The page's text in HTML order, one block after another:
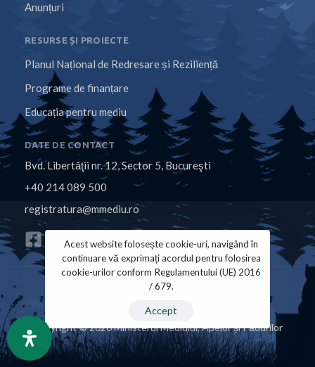
Anunțuri
RESURSE ȘI PROIECTE
Planul Național de Redresare și Reziliență
Programe de finanțare
Educația pentru mediu
DATE DE CONTACT
Bvd. Libertăţii nr. 12, Sector 5, Bucureşti
+40 214 089 500
registratura@mmediu.ro
Copyright © 2026 Ministerul Mediului, Apelor și Pădurilor
Acest website folosește cookie-uri, navigând în
continuare vă exprimați acordul pentru folosirea
cookie-urilor conform Regulamentului (UE) 2016
/ 679.
Accept